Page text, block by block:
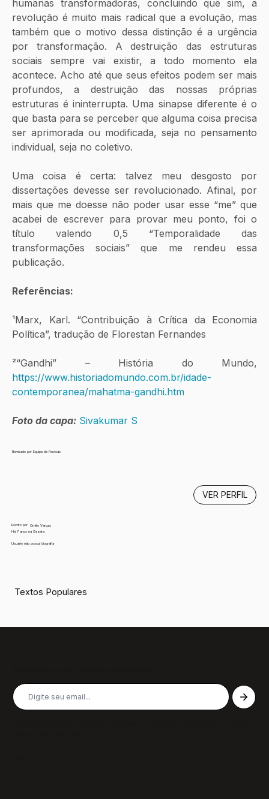
humanas transformadoras, concluindo que sim, a
revolução é muito mais radical que a evolução, mas
também que o motivo dessa distinção é a urgência
por transformação. A destruição das estruturas
sociais sempre vai existir, a todo momento ela
acontece. Acho até que seus efeitos podem ser mais
profundos, a destruição das nossas próprias
estruturas é ininterrupta. Uma sinapse diferente é o
que basta para se perceber que alguma coisa precisa
ser aprimorada ou modificada, seja no pensamento
individual, seja no coletivo.
Uma coisa é certa: talvez meu desgosto por
dissertações devesse ser revolucionado. Afinal, por
mais que me doesse não poder usar esse “me” que
acabei de escrever para provar meu ponto, foi o
título valendo 0,5 “Temporalidade das
transformações sociais” que me rendeu essa
publicação.
Referências:
¹Marx, Karl. “Contribuição à Crítica da Economia
Política”, tradução de Florestan Fernandes
²
https://www.historiadomundo.com.br/idade-
contemporanea/mahatma-gandhi.htm
Foto da capa: Sivakumar S
Revisado por Equipe de Revisão
Escrito por
Ornito Vargas
Há 7 anos na Gazeta
Usuário não possui biografia
VER PERFIL
Textos Populares